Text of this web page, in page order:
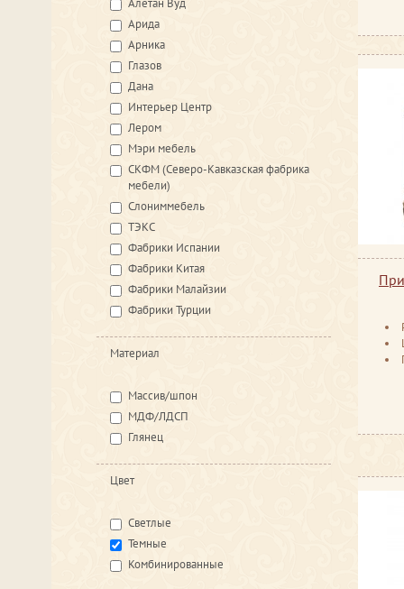
Алетан Вуд
Арида
Арника
Глазов
Дана
Интерьер Центр
Лером
Мэри мебель
СКФМ (Северо-Кавказская фабрика
мебели)
Слониммебель
ТЭКС
Фабрики Испании
Фабрики Китая
Фабрики Малайзии
Фабрики Турции
Материал
Массив/шпон
МДФ/ЛДСП
Глянец
Цвет
Светлые
Темные
Комбинированные